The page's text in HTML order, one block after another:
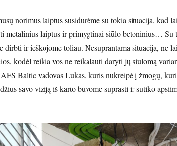
norimus laiptus susidūrėme su tokia situacija, kad
metalinius laiptus ir primygtinai siūlo betoninius… Su
dirbti ir ieškojome toliau. Nesuprantama situacija, ne
kodėl reikia vos ne reikalauti daryti jų siūlomą
Baltic vadovas Lukas, kuris nukreipė į žmogų,
savo viziją iš karto buvome suprasti ir sutiko